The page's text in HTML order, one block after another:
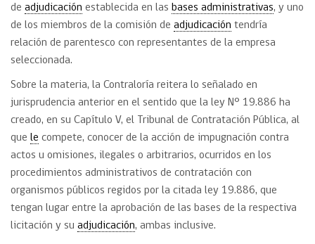
de adjudicación establecida en las bases administrativas, y uno
de los miembros de la comisión de adjudicación tendría
relación de parentesco con representantes de la empresa
seleccionada.
Sobre la materia, la Contraloría reitera lo señalado en
jurisprudencia anterior en el sentido que la ley N° 19.886 ha
creado, en su Capítulo V, el Tribunal de Contratación Pública, al
que le compete, conocer de la acción de impugnación contra
actos u omisiones, ilegales o arbitrarios, ocurridos en los
procedimientos administrativos de contratación con
organismos públicos regidos por la citada ley 19.886, que
tengan lugar entre la aprobación de las bases de la respectiva
licitación y su adjudicación, ambas inclusive.